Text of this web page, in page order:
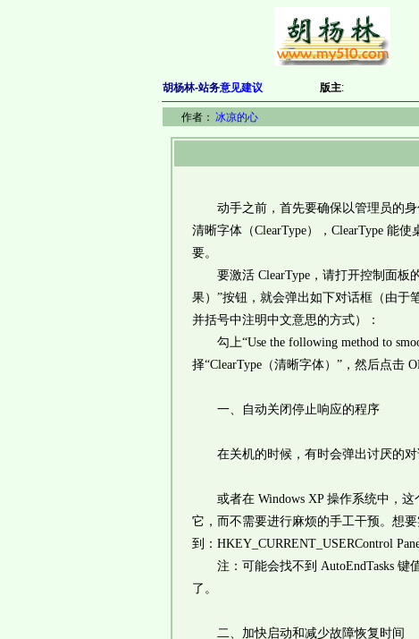
胡杨林-站务意见建议 版主:
作者： 冰凉的心
动手之前，首先要确保以管理员的身
清晰字体（ClearType），ClearType 能
要。
要激活 ClearType，请打开控制面板的
果）”按钮，就会弹出如下对话框（由于
并括号中注明中文意思的方式）：
勾上“Use the following method to
择“ClearType（清晰字体）”，然后点击
一、自动关闭停止响应的程序
在关机的时候，有时会弹出讨厌的对
或者在 Windows XP 操作系统中，这
它，而不需要进行麻烦的手工干预。想
到：HKEY_CURRENT_USERControl
注：可能会找不到 AutoEndTasks 键
了。
二、加快启动和减少故障恢复时间